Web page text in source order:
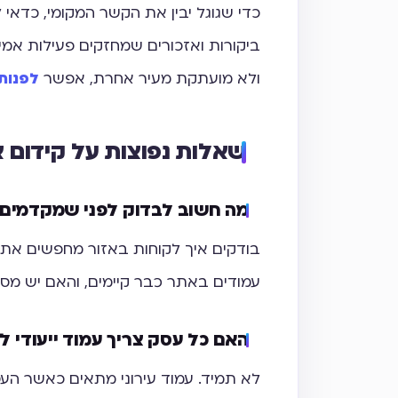
כדי שגוגל יבין את הקשר המקומי,
ביקורות ואזכורים שמחזקים פעילות
ולא מועתקת מעיר אחרת, אפשר
שאלות נפוצות על
מה חשוב לבדוק לפני
בודקים איך לקוחות באזור מחפשים
עמודים באתר כבר קיימים, והאם יש
האם כל עסק צריך עמוד ייעודי
לא תמיד. עמוד עירוני מתאים כאשר